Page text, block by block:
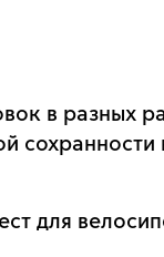
в разных
для